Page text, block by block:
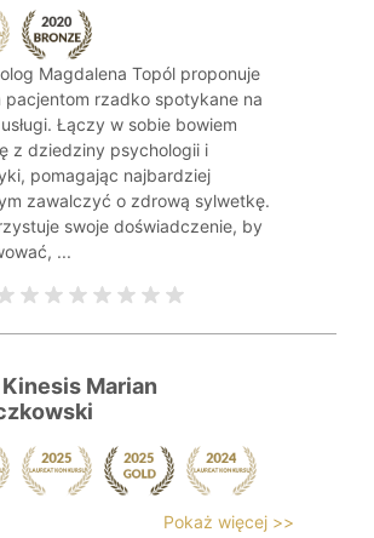
Magdalena Topól proponuje
pacjentom rzadko spotykane na
Łączy w sobie bowiem
z dziedziny psychologii i
pomagając najbardziej
zawalczyć o zdrową sylwetkę.
swoje doświadczenie, by
...
Marian
Pokaż więcej >>